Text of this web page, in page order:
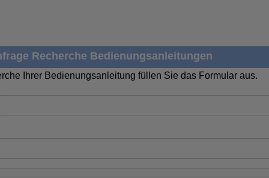
Recherche Bedienungsanleitungen
Ihrer Bedienungsanleitung füllen Sie das Formular aus.